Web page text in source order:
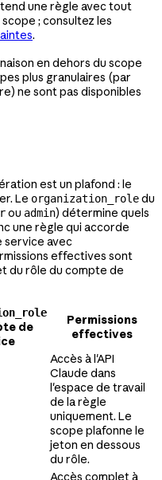
une règle avec tout
; consultez les
.
en dehors du scope
plus granulaires (par
ne sont pas disponibles
est un plafond : le
Le organization_roledu
ou admin) détermine quels
une règle qui accorde
service avec
effectives sont
du rôle du compte de
de
Permissions
effectives
Accès à l'API
Claude dans
l'espace de travail
de la règle
uniquement. Le
scope plafonne le
jeton en dessous
du rôle.
Accès complet à